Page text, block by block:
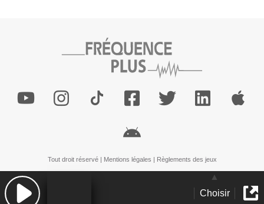
Choisir
Tout droit réservé | Mentions légales | Règlements des jeux